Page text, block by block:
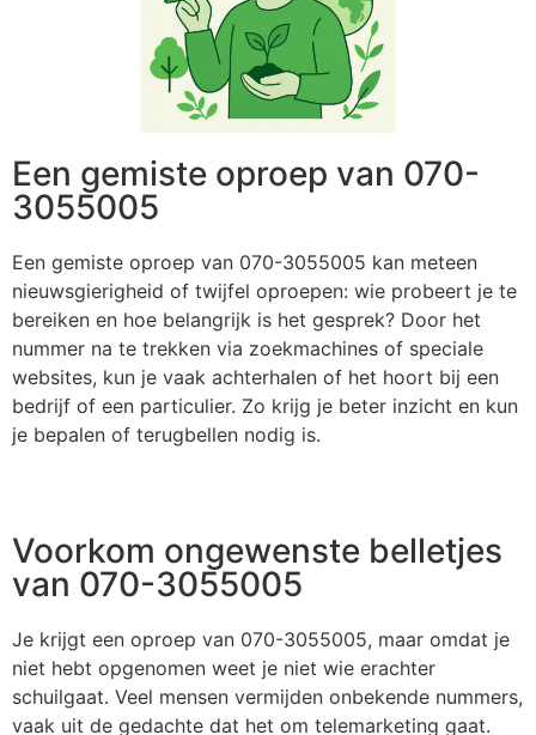
Een gemiste oproep van 070-
3055005
Een gemiste oproep van 070-3055005 kan meteen
nieuwsgierigheid of twijfel oproepen: wie probeert je te
bereiken en hoe belangrijk is het gesprek? Door het
nummer na te trekken via zoekmachines of speciale
websites, kun je vaak achterhalen of het hoort bij een
bedrijf of een particulier. Zo krijg je beter inzicht en kun
je bepalen of terugbellen nodig is.
Voorkom ongewenste belletjes
van 070-3055005
Je krijgt een oproep van 070-3055005, maar omdat je
niet hebt opgenomen weet je niet wie erachter
schuilgaat. Veel mensen vermijden onbekende nummers,
vaak uit de gedachte dat het om telemarketing gaat.